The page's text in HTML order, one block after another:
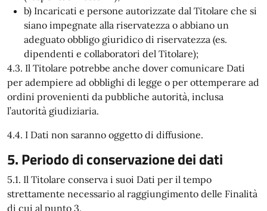
b) Incaricati e persone autorizzate dal Titolare che si
siano impegnate alla riservatezza o abbiano un
adeguato obbligo giuridico di riservatezza (es.
dipendenti e collaboratori del Titolare);
4.3. Il Titolare potrebbe anche dover comunicare Dati
per adempiere ad obblighi di legge o per ottemperare ad
ordini provenienti da pubbliche autorità, inclusa
l’autorità giudiziaria.
4.4. I Dati non saranno oggetto di diffusione.
5. Periodo di conservazione dei dati
5.1. Il Titolare conserva i suoi Dati per il tempo
strettamente necessario al raggiungimento delle Finalità
di cui al punto 3.